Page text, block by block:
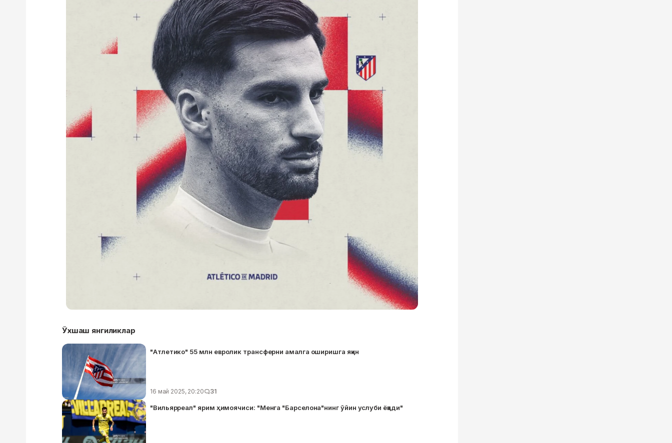
Ўхшаш янгиликлар
"Атлетико" 55 млн евролик трансферни амалга оширишга яқин
16 май 2025, 20:20 31
"Вильярреал" ярим ҳимоячиси: "Менга "Барселона"нинг ўйин услуби ёқади"